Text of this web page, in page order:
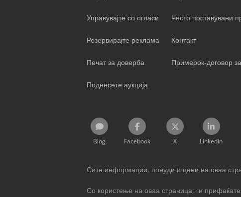
Управувајте со огласи
Резервирајте реклама
Печат за доверба
Поднесете аукција
Често
Контакт
Примерок-договор
Blog Facebook X LinkedIn
Сите информации, понуди и цени на оваа
Со користење на оваа страница, ги